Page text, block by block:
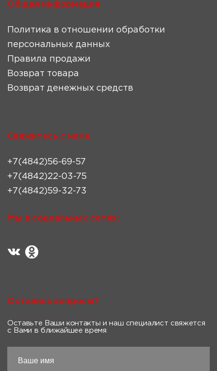
Общая информация
Политика в отношении обработки
персональных данных
Правила продажи
Возврат товара
Возврат денежных средств
Свяжитесь с нами
+7(4842)56-69-57
+7(4842)22-03-75
+7(4842)59-32-73
Мы в социальных сетях:
Остались вопросы?
Оставьте Ваши контакты и наш специалист свяжется
с Вами в ближайшее время